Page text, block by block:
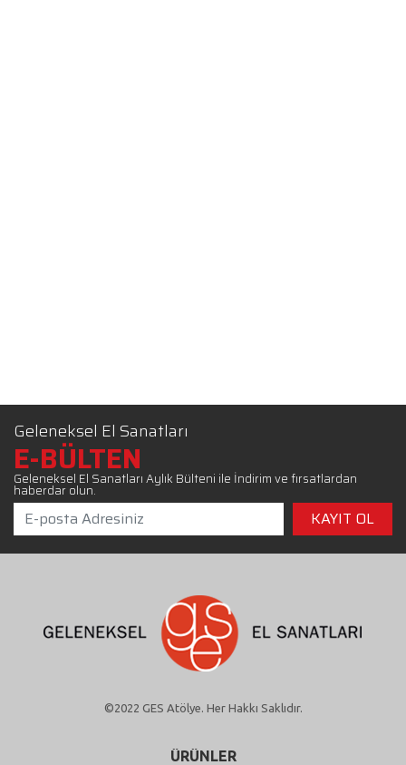
Geleneksel El Sanatları
E-BÜLTEN
Geleneksel El Sanatları Aylık Bülteni ile İndirim ve fırsatlardan
haberdar olun.
©2022 GES Atölye. Her Hakkı Saklıdır.
ÜRÜNLER